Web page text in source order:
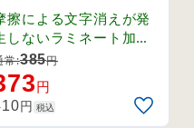
式 安全衛生推進員 (
擦による文字消えが発
しないラミネート加工
みワッペン。
常:385円
円
円 税込